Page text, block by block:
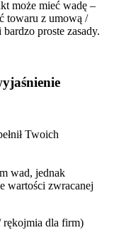
może mieć wadę –
towaru z umową /
proste zasady.
Twoich
wad, jednak
wartości zwracanej
rękojmia dla firm)